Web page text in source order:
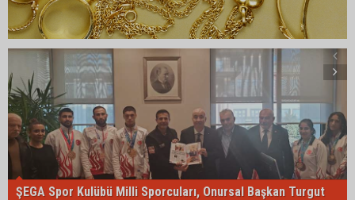
ŞEGA Spor Kulübü Milli Sporcuları, Onursal Başkan Turgut